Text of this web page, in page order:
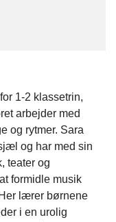
1-2 klassetrin,
arbejder med
og rytmer. Sara
og har med sin
teater og
formidle musik
lærer børnene
i en urolig